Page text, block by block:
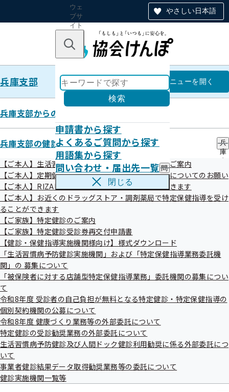
やさしい日本語
ウェ
ブサ
イト
のナ
ン
キーワードで探す
検索
申請書から探す
よくあるご質問から探す
用語集から探す
問い合わせ・届出先一覧 問
い
わ
先
一
覧
サ
メ
閉じる
兵庫支部 兵庫支部
メニューを開く
兵庫支部からのお知らせ
兵庫支部の健診・保健指導のご案内
兵
庫
の
診
の
内
サ
ー
【ご本人】生活習慣病予防健診・人間ドック健診のご案内
【ご本人】定期健康診断（事業者健診）結果の提供についてのお願い
【ご本人】RIZAPで特定保健指導を受けることができます
【ご本人】お近くのドラッグストア・調剤薬局で特定保健指導を受け
ることができます
【ご家族】特定健診のご案内
【ご家族】特定健診受診券再交付申請書
【健診・保健指導実施機関様向け】様式ダウンロード
「生活習慣病予防健診実施機関」および「特定保健指導業務委託機
関」の 募集について
「被保険者に対する店舗型特定保健指導業務」委託機関の募集につい
て
令和8年度 受診者の自己負担が無料となる特定健診・特定保健指導の
個別契約機関の公募について
令和8年度 健康づくり業務等の外部委託について
特定健診の受診勧奨業務の外部委託について
生活習慣病予防健診及び人間ドック健診利用勧奨に係る外部委託につ
いて
事業者健診結果データ取得勧奨業務等の委託について
健診実施機関一覧等
事業所ご担当者様へ 新様式版 傷
病手当金申請書の注意点について
令和05年03月28日